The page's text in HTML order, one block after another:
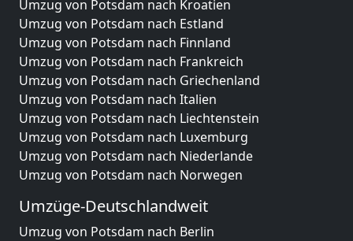
Umzug von Potsdam nach Kroatien
Umzug von Potsdam nach Estland
Umzug von Potsdam nach Finnland
Umzug von Potsdam nach Frankreich
Umzug von Potsdam nach Griechenland
Umzug von Potsdam nach Italien
Umzug von Potsdam nach Liechtenstein
Umzug von Potsdam nach Luxemburg
Umzug von Potsdam nach Niederlande
Umzug von Potsdam nach Norwegen
Umzüge-Deutschlandweit
Umzug von Potsdam nach Berlin